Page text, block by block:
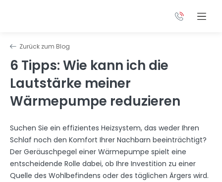
Zurück zum Blog
6 Tipps: Wie kann ich die
Lautstärke meiner
Wärmepumpe reduzieren
Suchen Sie ein effizientes Heizsystem, das weder Ihren
Schlaf noch den Komfort Ihrer Nachbarn beeinträchtigt?
Der Geräuschpegel einer Wärmepumpe spielt eine
entscheidende Rolle dabei, ob Ihre Investition zu einer
Quelle des Wohlbefindens oder des täglichen Ärgers wird.